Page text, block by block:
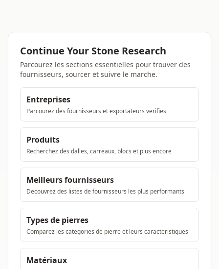
Continue Your Stone Research
Parcourez les sections essentielles pour trouver des
fournisseurs, sourcer et suivre le marche.
Entreprises
Parcourez des fournisseurs et exportateurs verifies
Produits
Recherchez des dalles, carreaux, blocs et plus encore
Meilleurs fournisseurs
Decouvrez des listes de fournisseurs les plus performants
Types de pierres
Comparez les categories de pierre et leurs caracteristiques
Matériaux